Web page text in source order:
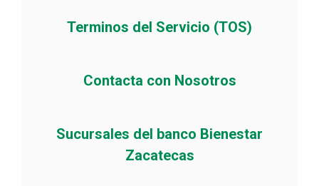
Terminos del Servicio (TOS)
Contacta con Nosotros
Sucursales del banco Bienestar
Zacatecas